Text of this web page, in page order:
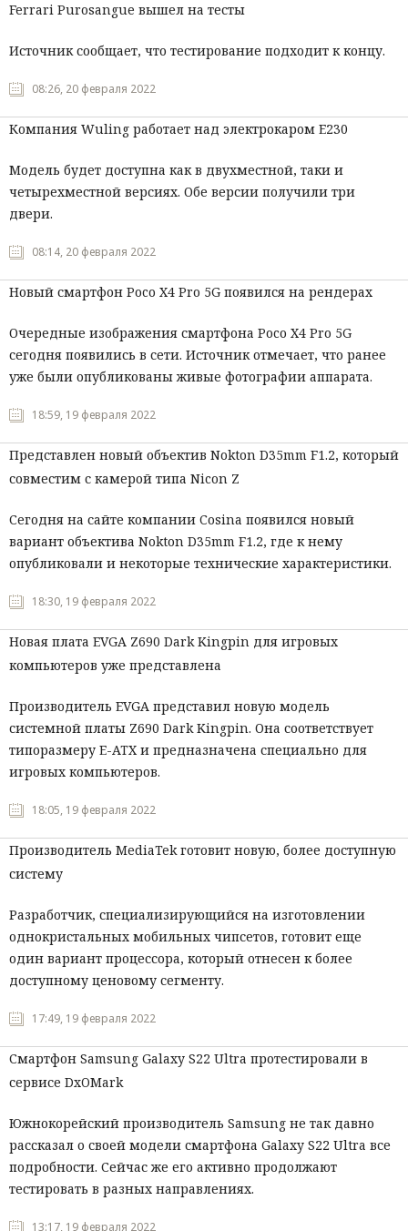
Ferrari Purosangue вышел на тесты
Источник сообщает, что тестирование подходит к концу.
08:26, 20 февраля 2022
Компания Wuling работает над электрокаром E230
Модель будет доступна как в двухместной, таки и
четырехместной версиях. Обе версии получили три
двери.
08:14, 20 февраля 2022
Новый смартфон Poco X4 Pro 5G появился на рендерах
Очередные изображения смартфона Poco X4 Pro 5G
сегодня появились в сети. Источник отмечает, что ранее
уже были опубликованы живые фотографии аппарата.
18:59, 19 февраля 2022
Представлен новый объектив Nokton D35mm F1.2, который
совместим с камерой типа Nicon Z
Сегодня на сайте компании Cosina появился новый
вариант объектива Nokton D35mm F1.2, где к нему
опубликовали и некоторые технические характеристики.
18:30, 19 февраля 2022
Новая плата EVGA Z690 Dark Kingpin для игровых
компьютеров уже представлена
Производитель EVGA представил новую модель
системной платы Z690 Dark Kingpin. Она соответствует
типоразмеру E-ATX и предназначена специально для
игровых компьютеров.
18:05, 19 февраля 2022
Производитель MediaTek готовит новую, более доступную
систему
Разработчик, специализирующийся на изготовлении
однокристальных мобильных чипсетов, готовит еще
один вариант процессора, который отнесен к более
доступному ценовому сегменту.
17:49, 19 февраля 2022
Смартфон Samsung Galaxy S22 Ultra протестировали в
сервисе DxOMark
Южнокорейский производитель Samsung не так давно
рассказал о своей модели смартфона Galaxy S22 Ultra все
подробности. Сейчас же его активно продолжают
тестировать в разных направлениях.
13:17, 19 февраля 2022